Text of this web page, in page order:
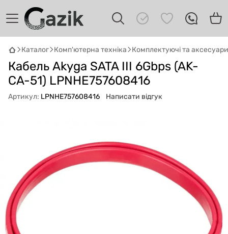
Каталог Комп'ютерна техніка Комплектуючі та аксесуари
Кабель Akyga SATA III 6Gbps (AK-
CA-51) LPNHE757608416
Артикул: LPNHE757608416 Написати відгук
Онлайн · пошук техніки
Привіт! 👋 Я Gazik AI — допоможу
підібрати вживану комп'ютерну техніку.